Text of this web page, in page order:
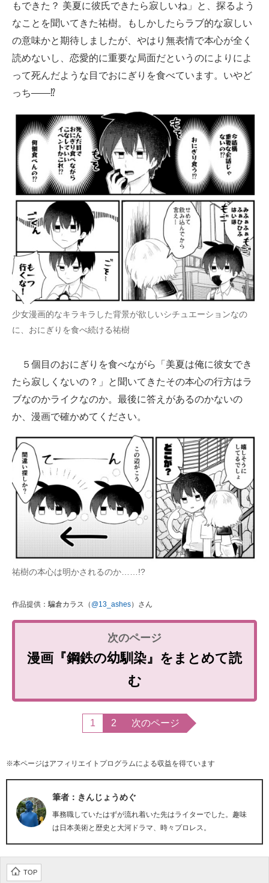
もできた？ 美夏に彼氏できたら寂しいね」と、探るよう
なことを聞いてきた祐樹。もしかしたらラブ的な寂しい
の意味かと期待しましたが、やはり無表情で本心が全く
読めないし、恋愛的に重要な局面だというのによりによ
って死んだような目でおにぎりを食べています。いやど
っち――⁉
少女漫画的なキラキラした背景が欲しいシチュエーションなの
に、おにぎりを食べ続ける祐樹
５個目のおにぎりを食べながら「美夏は俺に彼女でき
たら寂しくないの？」と聞いてきたその本心の行方はラ
ブなのかライクなのか。最後に答えがあるのかないの
か、漫画で確かめてください。
祐樹の本心は明かされるのか……!?
作品提供：騙倉カラス（ @13_ashes）さん
漫画『鋼鉄の幼馴染』をまとめて読
む
1 2 次のページ
※本ページはアフィリエイトプログラムによる収益を得ています
筆者：きんじょうめぐ
事務職していたはずが流れ着いた先はライターでした。趣味
は日本美術と歴史と大河ドラマ、時々プロレス。
TOP